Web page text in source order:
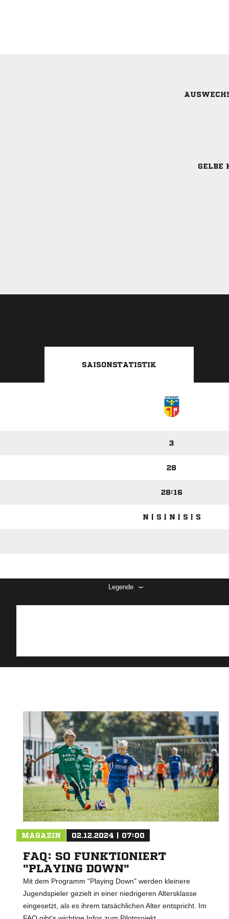
GELBE
SAISONSTATISTIK
3
28
28:16
N | S | N | S | S
Legende
MAGAZIN 02.12.2024 | 07:00
FAQ: SO FUNKTIONIERT
"PLAYING DOWN"
Mit dem Programm "Playing Down" werden kleinere
Jugendspieler gezielt in einer niedrigeren Altersklasse
eingesetzt, als es ihrem tatsächlichen Alter entspricht. Im